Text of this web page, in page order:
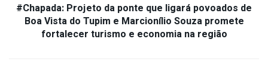
#Chapada: Projeto da ponte que ligará povoados de
Boa Vista do Tupim e Marcionílio Souza promete
fortalecer turismo e economia na região